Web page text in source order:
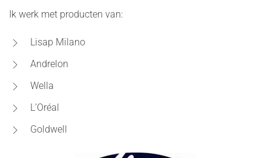
Ik werk met producten van:
Lisap Milano
Andrelon
Wella
L’Oréal
Goldwell